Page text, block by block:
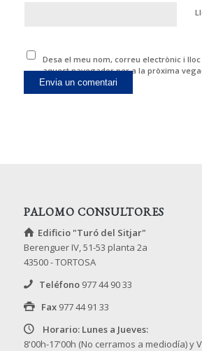
Desa el meu nom, correu electrònic i lloc
aquest navegador per a la pròxima
comenti.
PALOMO CONSULTORES
Edificio "Turó del Sitjar"
Berenguer IV, 51-53 planta 2a
43500 - TORTOSA
Teléfono 977 44 90 33
Fax 977 44 91 33
Horario: Lunes a Jueves:
8'00h-17'00h (No cerramos a mediodía) y